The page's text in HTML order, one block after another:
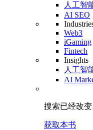
人工智
AI SEO
Web3
iGaming
Fintech
Insights
人工智
AI
搜索已经改变
获取本书